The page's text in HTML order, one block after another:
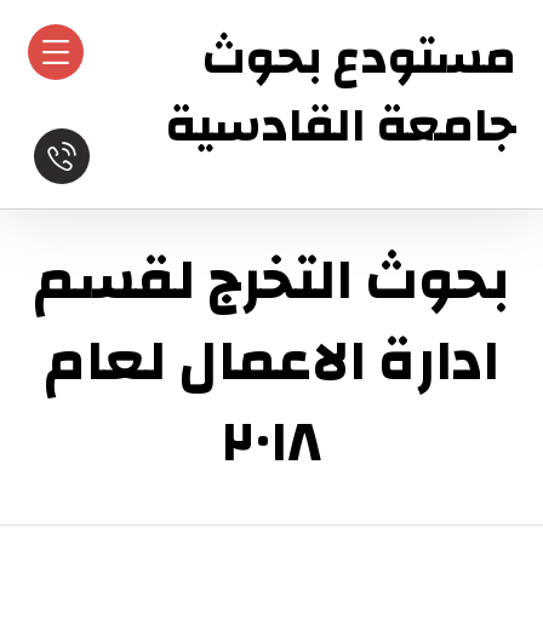
مستودع بحوث
جامعة القادسية
بحوث التخرج لقسم
ادارة الاعمال لعام
٢٠١٨